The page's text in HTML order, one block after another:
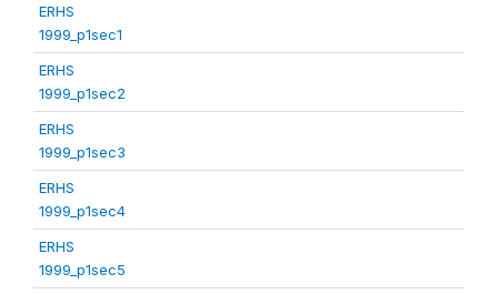
ERHS
1999_p1sec1
ERHS
1999_p1sec2
ERHS
1999_p1sec3
ERHS
1999_p1sec4
ERHS
1999_p1sec5